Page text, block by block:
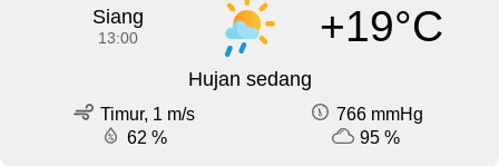
Siang
13:00 +19°C
Hujan sedang
Timur, 1 m/s
766 mmHg
62 %
95 %